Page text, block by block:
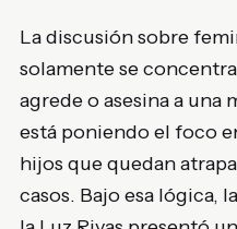
La discusión sobre
solamente se
agrede o asesina a una
está poniendo el foco
hijos que quedan
casos. Bajo esa lógica,